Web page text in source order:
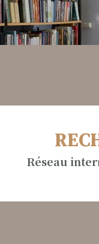
S
k
i
o
Réseau